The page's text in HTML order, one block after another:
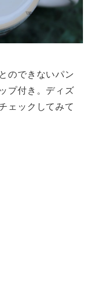
のできないパン
プ付き。ディズ
ェックしてみて